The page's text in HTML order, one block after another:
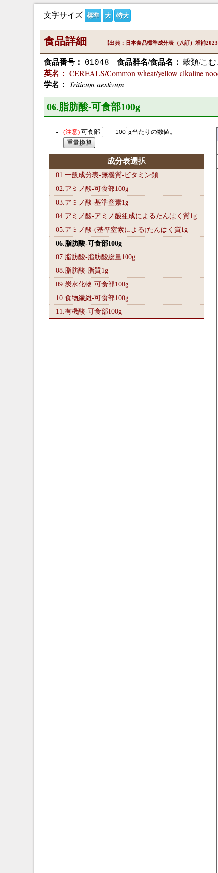
文字サイズ 標準 大 特大
食品詳細 【出典：日本食品標準成分表（八訂）増補
食品番号： 01048 食品群名/食品名： 穀類/こ
英名： CEREALS/Common wheat/yellow alkaline
学名： Triticum aestivum
06.脂肪酸-可食部100g
可食部 g当たりの数値。
成分表選択
01.一般成分表-無機質-ビタミン類
02.アミノ酸-可食部100g
03.アミノ酸-基準窒素1g
04.アミノ酸-アミノ酸組成によるたんぱく質1g
05.アミノ酸-(基準窒素による)たんぱく質1g
06.脂肪酸-可食部100g
07.脂肪酸-脂肪酸総量100g
08.脂肪酸-脂質1g
09.炭水化物-可食部100g
10.食物繊維-可食部100g
11.有機酸-可食部100g